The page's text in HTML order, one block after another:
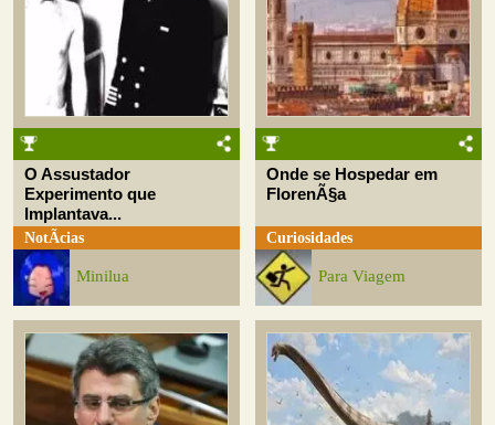
O Assustador
Experimento que
Implantava...
NotÃ­cias
Minilua
Onde se Hospedar em
FlorenÃ§a
Curiosidades
Para Viagem